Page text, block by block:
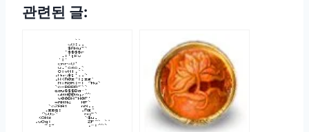
관련된 글: